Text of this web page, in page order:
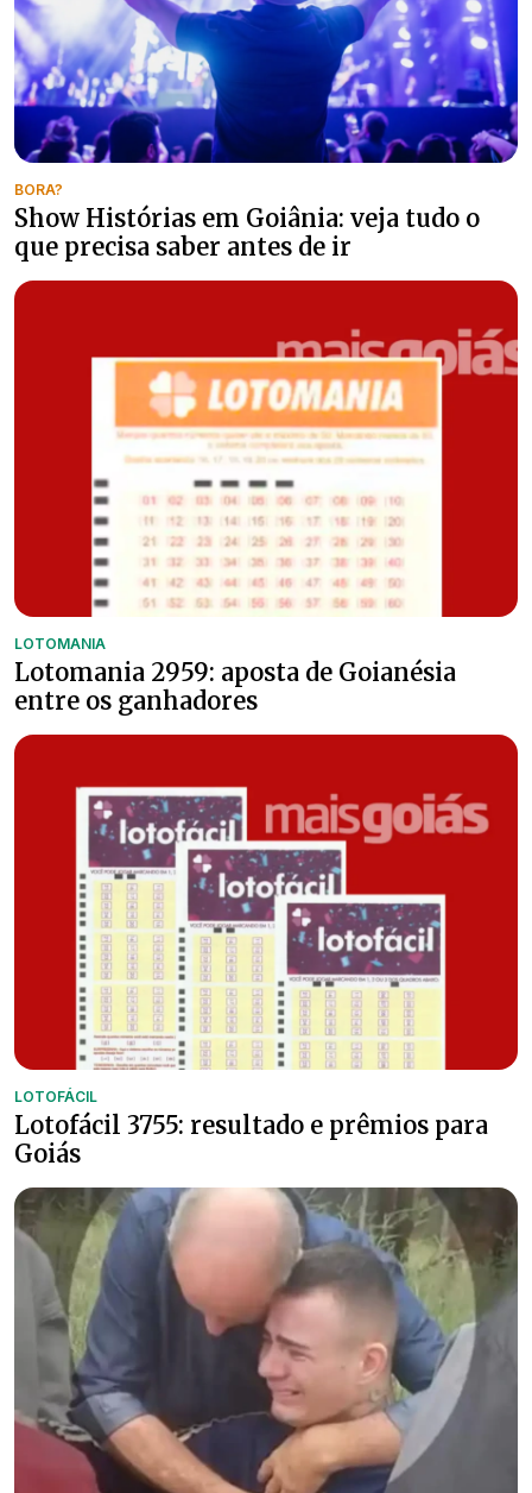
BORA?
Show Histórias em Goiânia: veja tudo o
que precisa saber antes de ir
LOTOMANIA
Lotomania 2959: aposta de Goianésia
entre os ganhadores
LOTOFÁCIL
Lotofácil 3755: resultado e prêmios para
Goiás